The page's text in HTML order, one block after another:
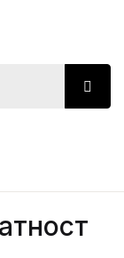
Детска
Преведувачи
Продажна
(0)